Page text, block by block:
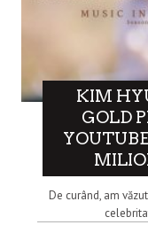
KIM
GOLD
De curând, am